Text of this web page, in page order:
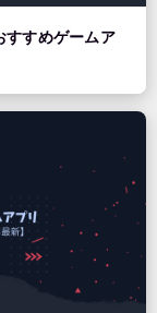
すすめゲームア